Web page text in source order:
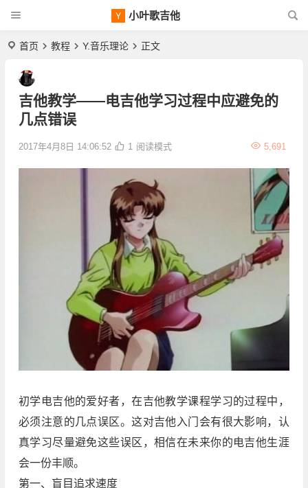
小叶歌吉他
首页 教程 Y.音乐理论 正文
吉他教学——电吉他学习过程中应避免的
几点错误
2017年4月8日 14:06:52 5,691
1 阅读模式
初学电吉他的爱好者，在吉他教学课程学习的过程中，
必须注意的几点误区。这对吉他入门会有很大影响，认
真学习尽量避免这些误区，相信在未来你的电吉他生涯
会一份丰顺。
第一、盲目追求速度